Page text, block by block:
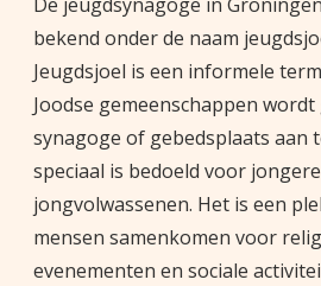
bekend onder de naam
Jeugdsjoel is een informele
Joodse gemeenschappen
synagoge of gebedsplaats aan
speciaal is bedoeld voor
jongvolwassenen. Het is een
mensen samenkomen voor
evenementen en sociale